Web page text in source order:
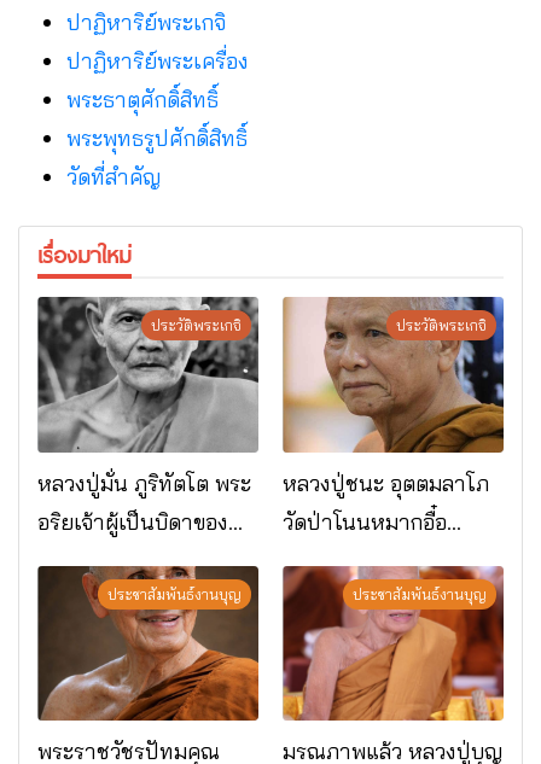
ปาฏิหาริย์พระเกจิ
ปาฏิหาริย์พระเครื่อง
พระธาตุศักดิ์สิทธิ์
พระพุทธรูปศักดิ์สิทธิ์
วัดที่สําคัญ
เรื่องมาใหม่
ประวัติพระเกจิ
หลวงปู่มั่น ภูริทัตโต พระ
อริยเจ้าผู้เป็นบิดาของ
พระกรรมฐาน
ประวัติพระเกจิ
หลวงปู่ชนะ อุตตมลาโภ
วัดป่าโนนหมากอื๋อ
อ.เมือง จ.มหาสารคาม
ประชาสัมพันธ์งานบุญ
พระราชวัชรปัทมคุณ
ประชาสัมพันธ์งานบุญ
มรณภาพแล้ว หลวงปู่บุญ